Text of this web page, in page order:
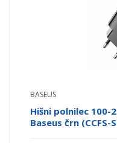
BASEUS
Hišni polnilec 100-
Baseus črn (CCFS-